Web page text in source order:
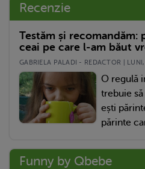
Recenzie
Testăm și recomandăm:
ceai pe care l-am băut
GABRIELA PALADI - REDACTOR |
O regulă
trebuie
ești
părinte
Funny by Qbebe